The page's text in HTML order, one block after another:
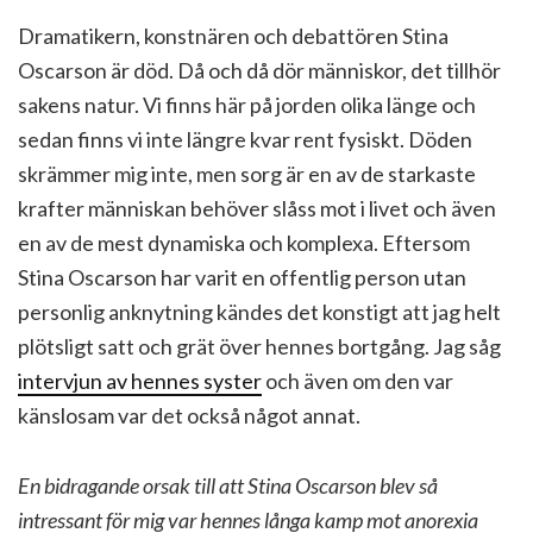
Dramatikern, konstnären och debattören Stina
Oscarson är död. Då och då dör människor, det tillhör
sakens natur. Vi finns här på jorden olika länge och
sedan finns vi inte längre kvar rent fysiskt. Döden
skrämmer mig inte, men sorg är en av de starkaste
krafter människan behöver slåss mot i livet och även
en av de mest dynamiska och komplexa. Eftersom
Stina Oscarson har varit en offentlig person utan
personlig anknytning kändes det konstigt att jag helt
plötsligt satt och grät över hennes bortgång. Jag såg
intervjun av hennes systeroch även om den var
känslosam var det också något annat.
En bidragande orsak till att Stina Oscarson blev så
intressant för mig var hennes långa kamp mot anorexia